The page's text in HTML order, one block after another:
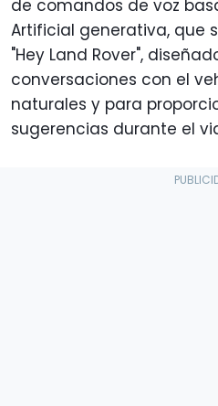
de comandos de voz
Artificial generativa, que
"Hey Land Rover",
conversaciones con el
naturales y para
sugerencias durante el